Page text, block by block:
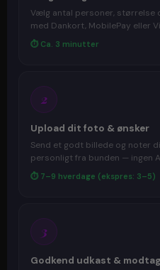
Vælg antal personer, størrelse
med Dankort, MobilePay eller
⏱ Ca. 3 minutter
2
Upload dit foto & ønsker
Send et godt billede og noter
personligt fra bunden — ingen
⏱ 7–9 hverdage (ekspres: 3–5)
3
Godkend udkast & modtag